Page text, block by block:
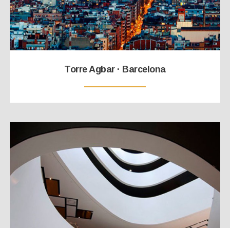
Torre Agbar · Barcelona